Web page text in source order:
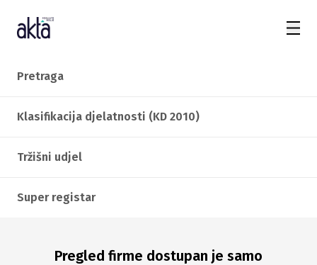
Pretraga
Klasifikacija djelatnosti (KD 2010)
Tržišni udjel
Super registar
Pregled firme dostupan je samo